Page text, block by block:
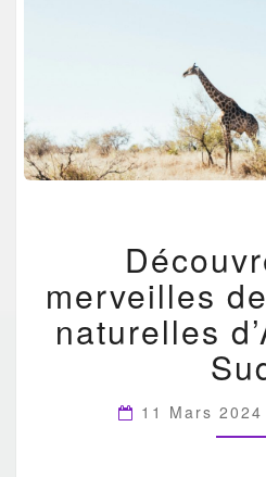
merveilles
naturelles
11 Mars 2024